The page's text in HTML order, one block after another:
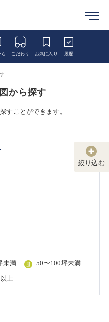
こだわり お気に入り 履歴
から探す
すことができます。
絞り込む
未満 50〜100坪未満
上